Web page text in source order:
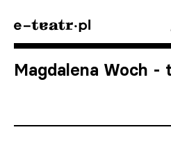
Magdalena Woch -